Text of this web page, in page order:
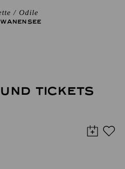
/ Odile
TICKETS